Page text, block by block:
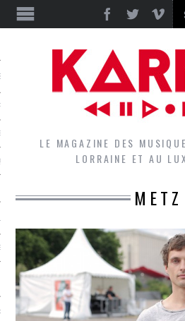
GROUPES DU LOCAL
LE LOCAL DU MAGAZINE
LE MAGAZINE DES
LORRAINE ET AU
METZ